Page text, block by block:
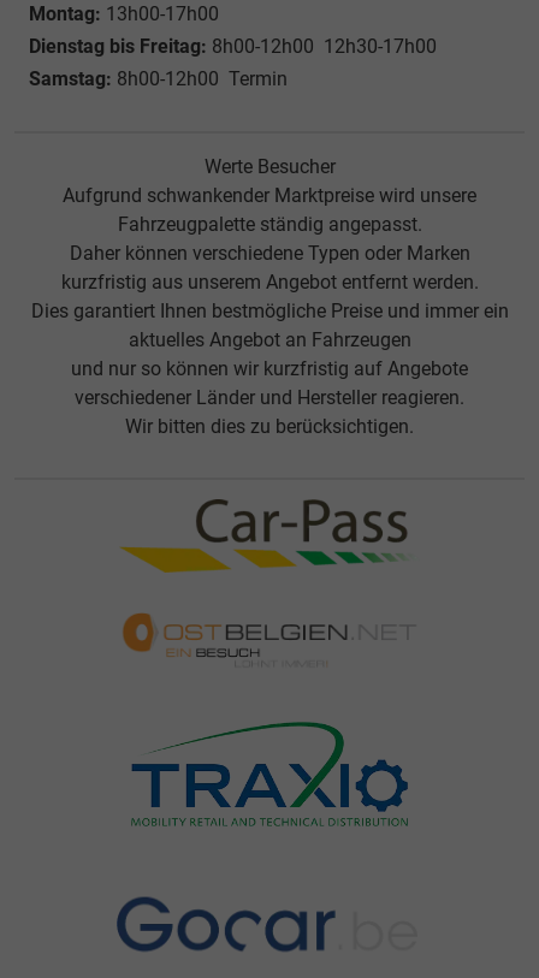
Montag: 13h00-17h00
Dienstag bis Freitag: 8h00-12h00 12h30-17h00
Samstag: 8h00-12h00 Termin
Werte Besucher
Aufgrund schwankender Marktpreise wird unsere
Fahrzeugpalette ständig angepasst.
Daher können verschiedene Typen oder Marken
kurzfristig aus unserem Angebot entfernt werden.
Dies garantiert Ihnen bestmögliche Preise und immer ein
aktuelles Angebot an Fahrzeugen
und nur so können wir kurzfristig auf Angebote
verschiedener Länder und Hersteller reagieren.
Wir bitten dies zu berücksichtigen.